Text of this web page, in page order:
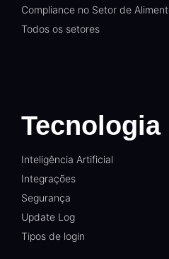
Compliance no Setor de
Todos os setores
Tecnologia
Inteligência Artificial
Integrações
Segurança
Update Log
Tipos de login